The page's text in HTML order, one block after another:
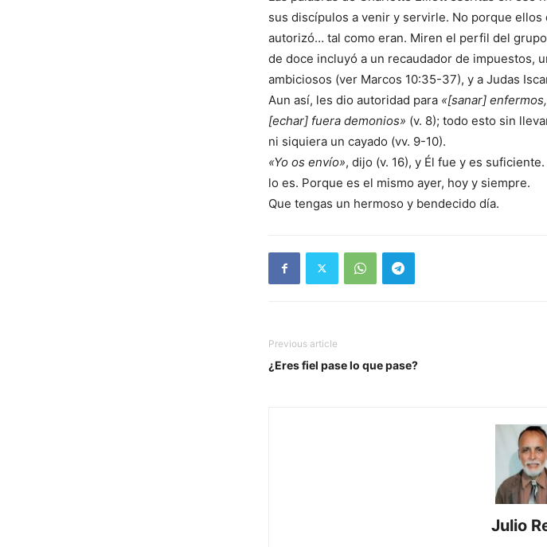
sus discípulos a venir y servirle. No porque
autorizó… tal como eran. Miren el perfil del
de doce incluyó a un recaudador de impuestos,
ambiciosos (ver Marcos 10:35-37), y a Judas
Aun así, les dio autoridad para «[sanar]
[echar] fuera demonios» (v. 8); todo esto sin
ni siquiera un cayado (vv. 9-10).
«Yo os envío», dijo (v. 16), y Él fue y es
lo es. Porque es el mismo ayer, hoy y siempre.
Que tengas un hermoso y bendecido día.
Previous article
¿Eres fiel pase lo que pase?
Julio